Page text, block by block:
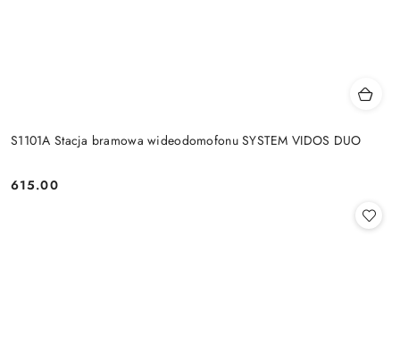
S1101A Stacja bramowa wideodomofonu SYSTEM VIDOS DUO
Cena:
615.00